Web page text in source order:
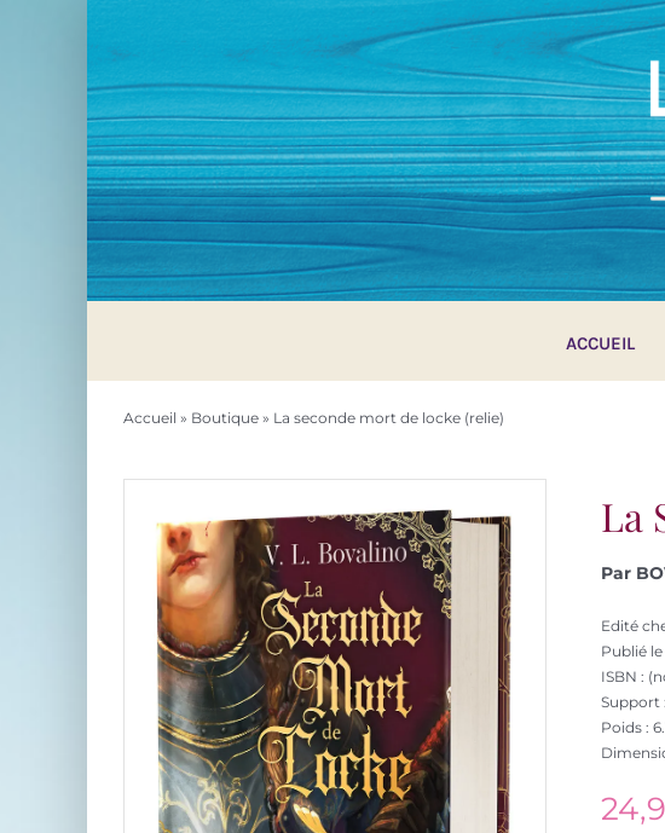
ACCUEIL
Accueil » Boutique» La seconde mort de locke (relie)
La
Par
Edité
Publié le
ISBN :
Support
Poids :